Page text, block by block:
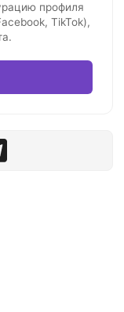
профиля
TikTok),